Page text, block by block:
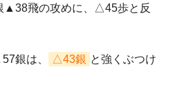
飛の攻めに、△45歩と反
銀は、 △43銀 と強くぶつけ